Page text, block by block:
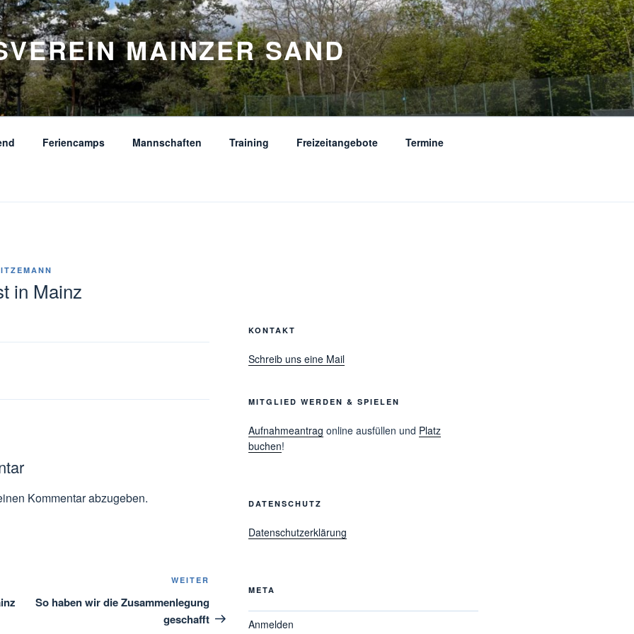
MAINZER SAND
Feriencamps Mannschaften Training Freizeitangebote Termine
in Mainz
Kommentar abzugeben.
Beitrag
WEITER
So haben wir die Zusammenlegung
geschafft
KONTAKT
Schreib uns eine Mail
MITGLIED WERDEN & SPIELEN
Aufnahmeantrag online ausfüllen und Platz
buchen!
DATENSCHUTZ
Datenschutzerklärung
META
Anmelden